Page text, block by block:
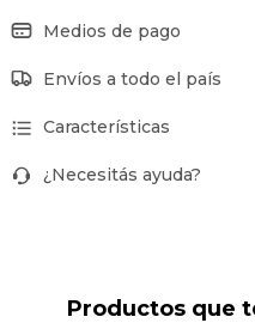
Medios de pago
Envíos a todo el país
Características
¿Necesitás ayuda?
Productos que